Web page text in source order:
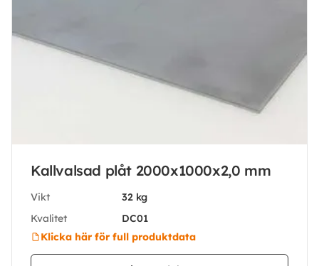
Kallvalsad plåt 2000x1000x2,0 mm
Vikt
32 kg
Kvalitet
DC01
Klicka här för full produktdata